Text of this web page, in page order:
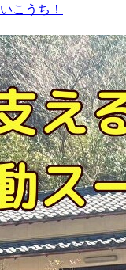
いこうち！